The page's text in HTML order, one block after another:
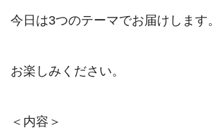
今日は3つのテーマでお届けします。
お楽しみください。
＜内容＞